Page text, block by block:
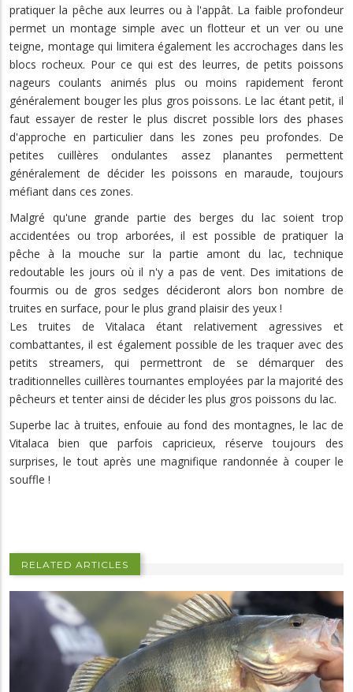
pratiquer la pêche aux leurres ou à l'appât. La faible profondeur
permet un montage simple avec un flotteur et un ver ou une
teigne, montage qui limitera également les accrochages dans les
blocs rocheux. Pour ce qui est des leurres, de petits poissons
nageurs coulants animés plus ou moins rapidement feront
généralement bouger les plus gros poissons. Le lac étant petit, il
faut essayer de rester le plus discret possible lors des phases
d'approche en particulier dans les zones peu profondes. De
petites cuillères ondulantes assez planantes permettent
généralement de décider les poissons en maraude, toujours
méfiant dans ces zones.
Malgré qu'une grande partie des berges du lac soient trop
accidentées ou trop arborées, il est possible de pratiquer la
pêche à la mouche sur la partie amont du lac, technique
redoutable les jours où il n'y a pas de vent. Des imitations de
fourmis ou de gros sedges décideront alors bon nombre de
truites en surface, pour le plus grand plaisir des yeux !
Les truites de Vitalaca étant relativement agressives et
combattantes, il est également possible de les traquer avec des
petits streamers, qui permettront de se démarquer des
traditionnelles cuillères tournantes employées par la majorité des
pêcheurs et tenter ainsi de décider les plus gros poissons du lac.
Superbe lac à truites, enfouie au fond des montagnes, le lac de
Vitalaca bien que parfois capricieux, réserve toujours des
surprises, le tout après une magnifique randonnée à couper le
souffle !
RELATED ARTICLES